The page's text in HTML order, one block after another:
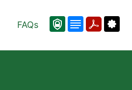
FAQs